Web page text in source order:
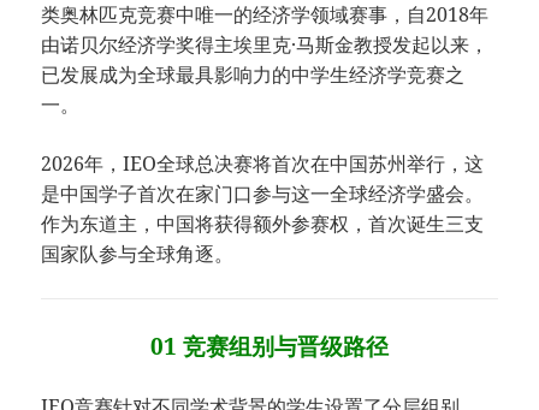
类奥林匹克竞赛中唯一的经济学领域赛事，自2018年
由诺贝尔经济学奖得主埃里克·马斯金教授发起以来，
已发展成为全球最具影响力的中学生经济学竞赛之
一。
2026年，IEO全球总决赛将首次在中国苏州举行，这
是中国学子首次在家门口参与这一全球经济学盛会。
作为东道主，中国将获得额外参赛权，首次诞生三支
国家队参与全球角逐。
01 竞赛组别与晋级路径